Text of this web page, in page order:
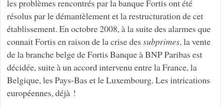
les problèmes rencontrés par la banque Fortis ont été
résolus par le démantèlement et la restructuration de cet
établissement. En octobre 2008, à la suite des alarmes que
connait Fortis en raison de la crise des subprimes, la vente
de la branche belge de Fortis Banque à BNP Paribas est
décidée, suite à un accord intervenu entre la France, la
Belgique, les Pays-Bas et le Luxembourg. Les intrications
européennes, déjà !